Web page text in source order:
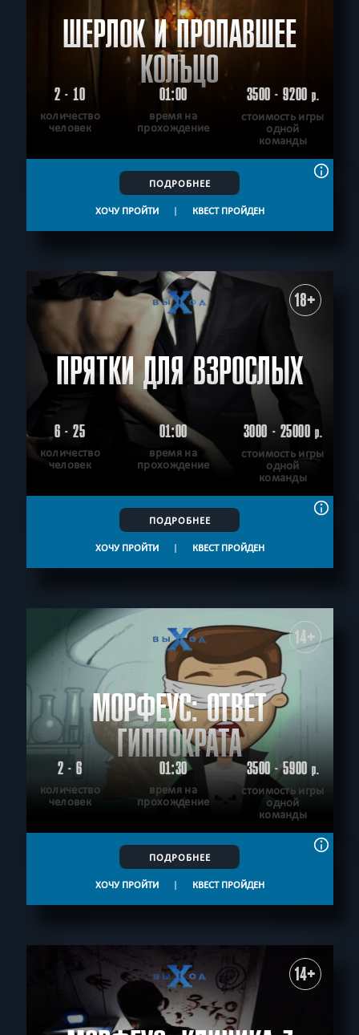
ШЕРЛОК И ПРОПАВШЕЕ
КОЛЬЦО
2 - 10
количество
человек
01:00
время на
прохождение
3500 - 9200р.
стоимость игры
одной
команды
ПОДРОБНЕЕ
ХОЧУ ПРОЙТИ | КВЕСТ ПРОЙДЕН
18+
ПРЯТКИ ДЛЯ ВЗРОСЛЫХ
6 - 25
количество
человек
01:00
время на
прохождение
3000 - 25000р.
стоимость игры
одной
команды
ПОДРОБНЕЕ
ХОЧУ ПРОЙТИ | КВЕСТ ПРОЙДЕН
14+
МОРФЕУС: ОТВЕТ
ГИППОКРАТА
2 - 6
количество
человек
01:30
время на
прохождение
3500 - 5900р.
стоимость игры
одной
команды
ПОДРОБНЕЕ
ХОЧУ ПРОЙТИ | КВЕСТ ПРОЙДЕН
14+